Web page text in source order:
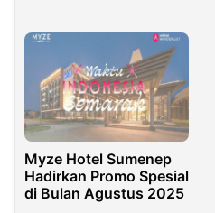
Myze Hotel Sumenep
Hadirkan Promo Spesial
di Bulan Agustus 2025